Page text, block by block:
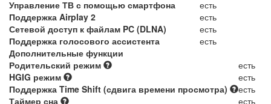
Управление ТВ с помощью смартфона
есть
Поддержка Airplay 2
есть
Сетевой доступ к файлам PC (DLNA)
есть
Поддержка голосового ассистента
есть
Дополнительные функции
Родительский режим
есть
HGIG режим
есть
Поддержка Time Shift (сдвига времени просмотра)
есть
Таймер сна
есть